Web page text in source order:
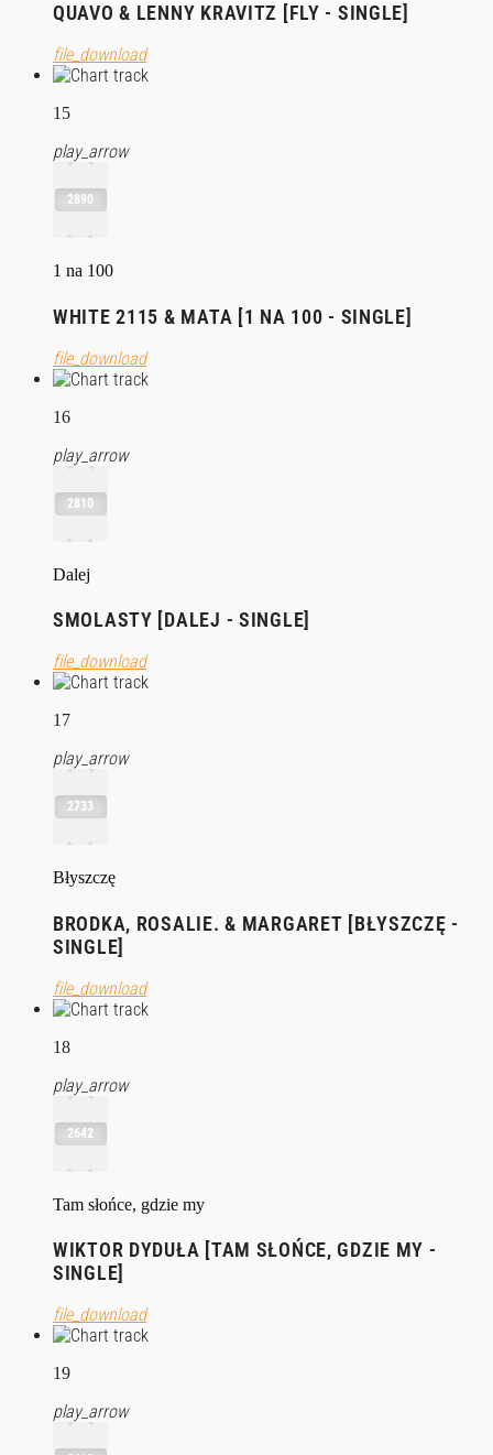
QUAVO & LENNY KRAVITZ [FLY - SINGLE]
file_download
15
play_arrow
2890
1 na 100
WHITE 2115 & MATA [1 NA 100 - SINGLE]
file_download
16
play_arrow
2810
Dalej
SMOLASTY [DALEJ - SINGLE]
file_download
17
play_arrow
2733
Błyszczę
BRODKA, ROSALIE. & MARGARET [BŁYSZCZĘ -
SINGLE]
file_download
18
play_arrow
2642
Tam słońce, gdzie my
WIKTOR DYDUŁA [TAM SŁOŃCE, GDZIE MY -
SINGLE]
file_download
19
play_arrow